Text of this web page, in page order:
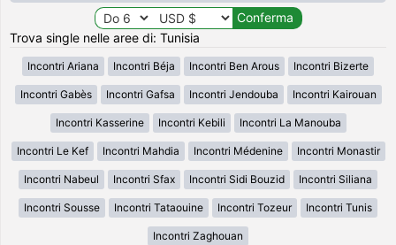
Trova single nelle aree di: Tunisia
Incontri Ariana Incontri Béja Incontri Ben Arous Incontri Bizerte
Incontri Gabès Incontri Gafsa Incontri Jendouba Incontri Kairouan
Incontri Kasserine Incontri Kebili Incontri La Manouba
Incontri Le Kef Incontri Mahdia Incontri Médenine Incontri Monastir
Incontri Nabeul Incontri Sfax Incontri Sidi Bouzid Incontri Siliana
Incontri Sousse Incontri Tataouine Incontri Tozeur Incontri Tunis
Incontri Zaghouan